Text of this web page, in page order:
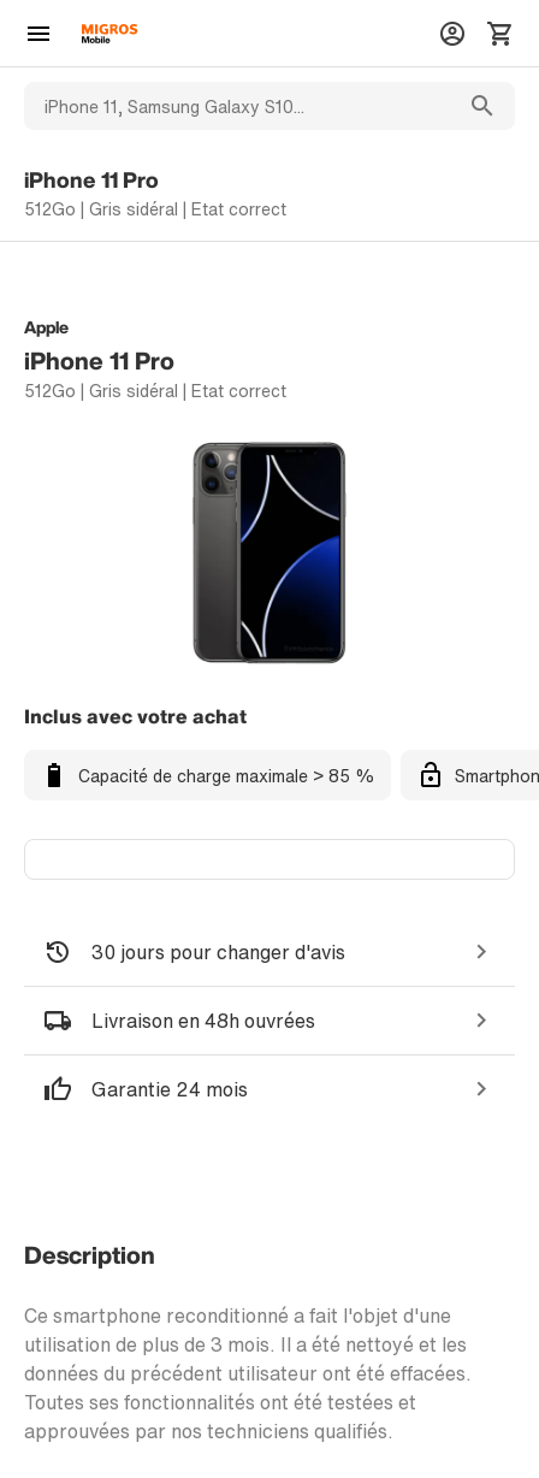
iPhone 11 Pro
512Go | Gris sidéral | Etat correct
Apple
iPhone 11 Pro
512Go | Gris sidéral | Etat correct
Inclus avec votre achat
Capacité de charge maximale > 85 %
30 jours pour changer d'avis
Livraison en 48h ouvrées
Garantie 24 mois
Description
Ce smartphone reconditionné a fait l'objet d'une
utilisation de plus de 3 mois. Il a été nettoyé et les
données du précédent utilisateur ont été effacées.
Toutes ses fonctionnalités ont été testées et
approuvées par nos techniciens qualifiés.